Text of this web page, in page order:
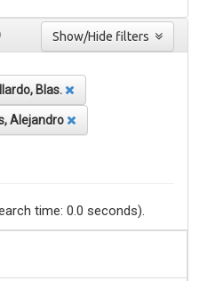
Blas.
Alejandro
time: 0.0 seconds).